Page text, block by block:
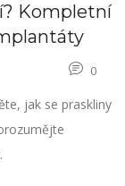
Kompletní
0
jak se praskliny